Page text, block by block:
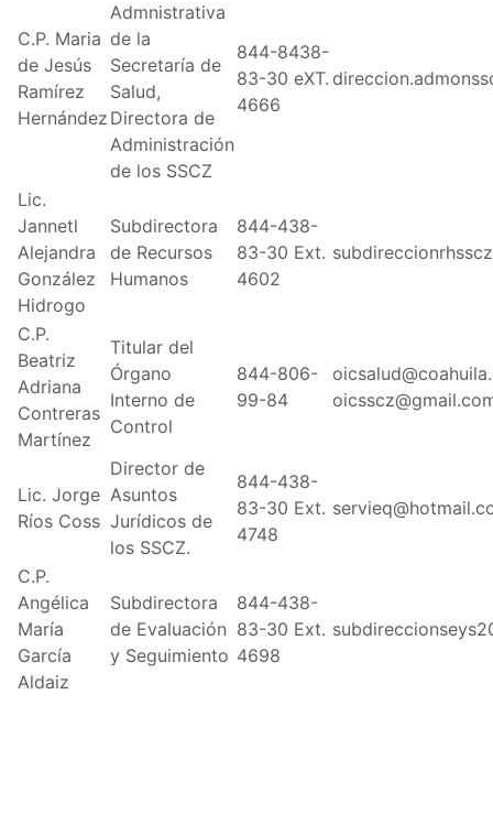
C.P. Maria
de Jesús
Ramírez
Hernández
Admnistrativa
de la
Secretaría de
Salud,
Directora de
Administración
de los SSCZ
844-8438-
83-30 eXT.
4666
Lic.
Jannetl
Alejandra
González
Hidrogo
Subdirectora
de Recursos
Humanos
844-438-
83-30 Ext.
4602
C.P.
Beatriz
Adriana
Contreras
Martínez
Titular del
Órgano
Interno de
Control
844-806-
99-84
Lic. Jorge
Ríos Coss
Director de
Asuntos
Jurídicos de
los SSCZ.
844-438-
83-30 Ext.
4748
C.P.
Angélica
María
García
Aldaiz
Subdirectora
de Evaluación
y Seguimiento
844-438-
83-30 Ext.
4698